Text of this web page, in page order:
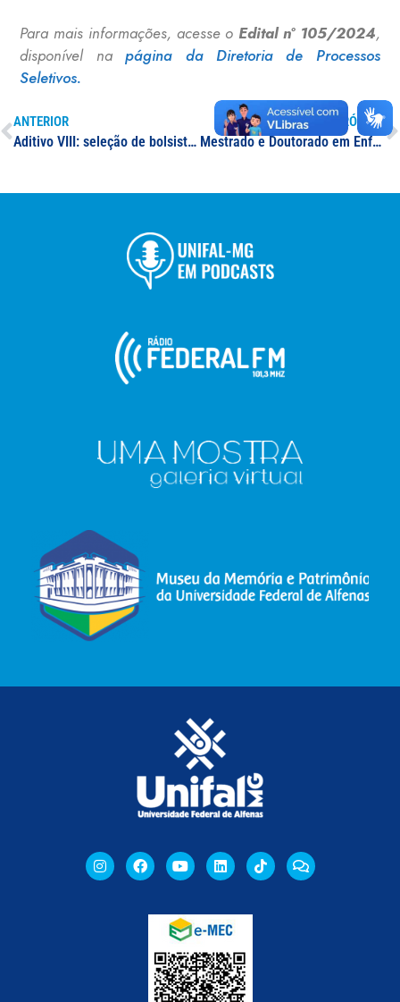
Para mais informações, acesse o Edital nº 105/2024,
disponível napágina da Diretoria de Processos
Seletivos.
ANTERIOR
Aditivo VIII: seleção de bolsistas de extensão
PRÓXIMO
Mestrado e Doutorado em Enfermagem